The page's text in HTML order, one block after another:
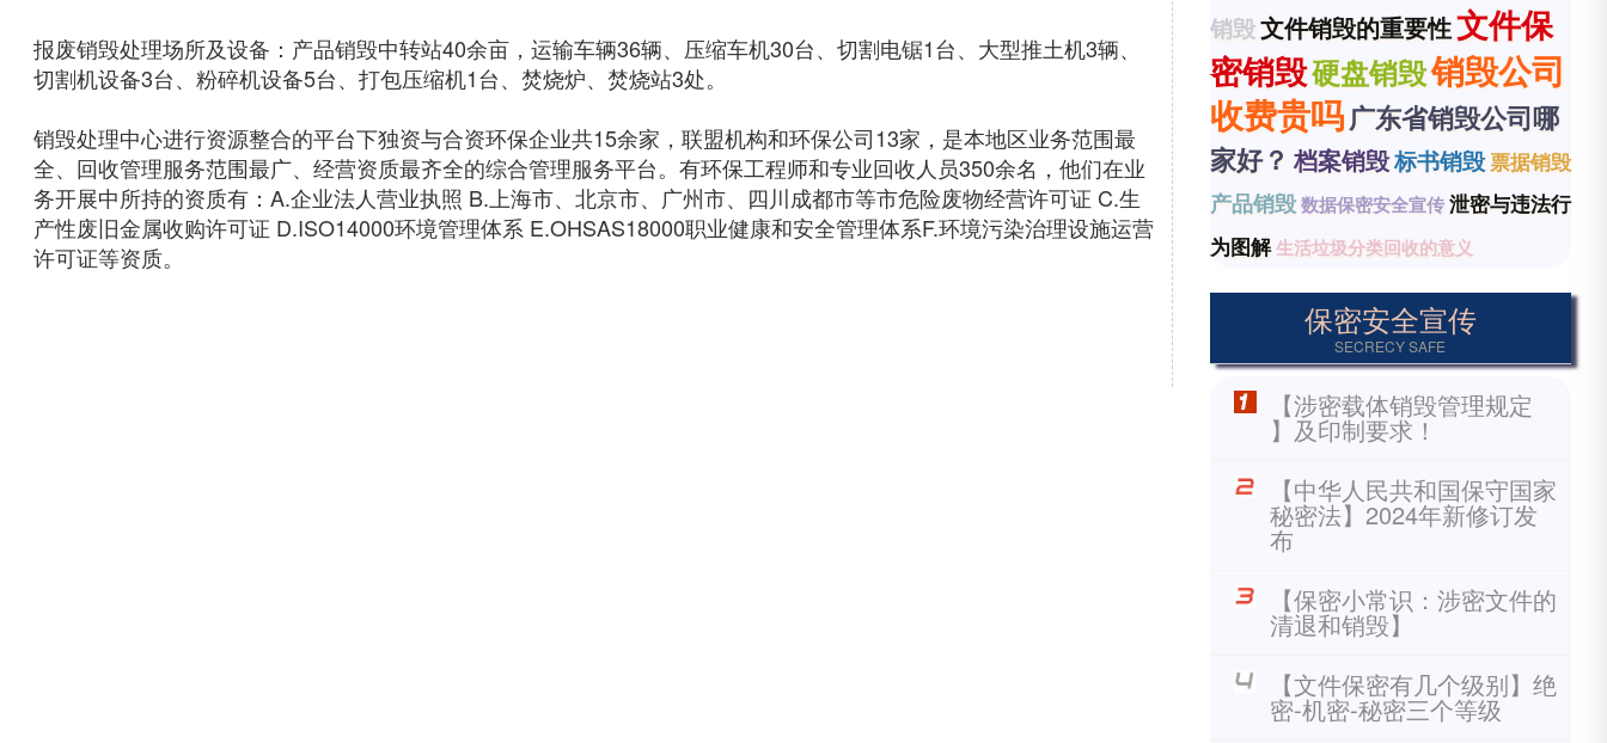
报废销毁处理场所及设备：产品销毁中转站40余亩，运输车辆36辆、压缩车机30台、切割电锯1台、大型推土机3辆、
切割机设备3台、粉碎机设备5台、打包压缩机1台、焚烧炉、焚烧站3处。
销毁处理中心进行资源整合的平台下独资与合资环保企业共15余家，联盟机构和环保公司13家，是本地区业务范围最
全、回收管理服务范围最广、经营资质最齐全的综合管理服务平台。有环保工程师和专业回收人员350余名，他们在业
务开展中所持的资质有：A.企业法人营业执照 B.上海市、北京市、广州市、四川成都市等市危险废物经营许可证 C.生
产性废旧金属收购许可证 D.ISO14000环境管理体系 E.OHSAS18000职业健康和安全管理体系F.环境污染治理设施运营
许可证等资质。
销毁文件销毁的重要性文件保
密销毁硬盘销毁销毁公司
收费贵吗广东省销毁公司哪
家好？ 档案销毁标书销毁 票据销毁
产品销毁数据保密安全宣传泄密与违法行
为图解生活垃圾分类回收的意义
保密安全宣传
SECRECY SAFE
【涉密载体销毁管理规定
】及印制要求！
【中华人民共和国保守国家
秘密法】2024年新修订发
布
【保密小常识：涉密文件的
清退和销毁】
【文件保密有几个级别】绝
密-机密-秘密三个等级